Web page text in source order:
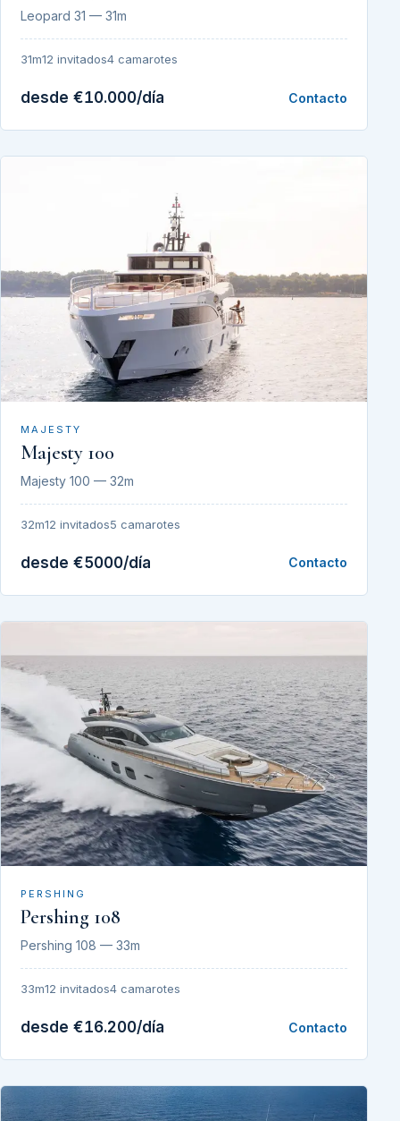
Leopard 31 — 31m
31m12 invitados4 camarotes
desde €10.000/día Contacto
MAJESTY
Majesty 100
Majesty 100 — 32m
32m12 invitados5 camarotes
desde €5000/día Contacto
PERSHING
Pershing 108
Pershing 108 — 33m
33m12 invitados4 camarotes
desde €16.200/día Contacto